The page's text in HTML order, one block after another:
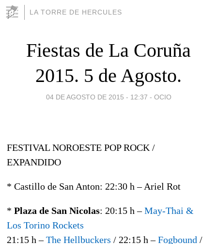
LA TORRE DE HERCULES
Fiestas de La Coruña
2015. 5 de Agosto.
04 DE AGOSTO DE 2015 - 12:37 - OCIO
FESTIVAL NOROESTE POP ROCK /
EXPANDIDO
* Castillo de San Anton: 22:30 h – Ariel Rot
* Plaza de San Nicolas: 20:15 h –May-Thai &
Los Torino Rockets
21:15 h –The Hellbuckers / 22:15 h –Fogbound /